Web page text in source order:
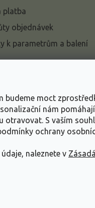
moct
nám
otravovat. S vaším
ochrany
naleznete v
platba
objednávek
k parametrům a balení
o ochraně osobních